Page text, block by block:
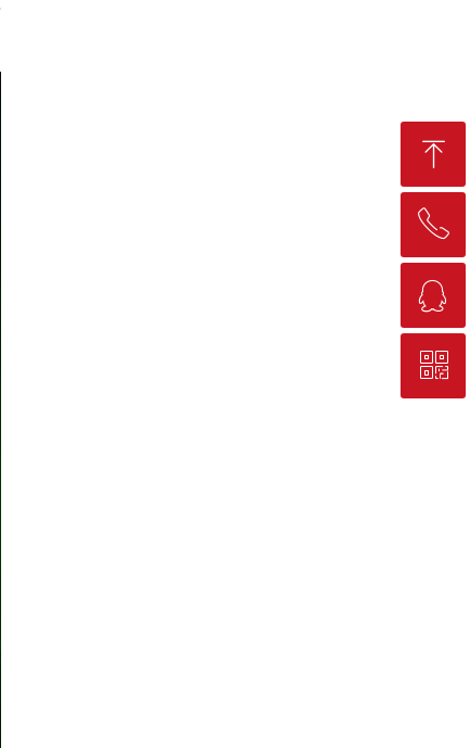
ꁸ
回到顶部
ꂅ
18687666057
ꁗ
QQ客服
ꀥ